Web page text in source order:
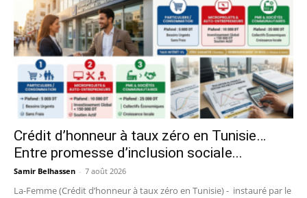
Crédit d’honneur à taux zéro en Tunisie…
Entre promesse d’inclusion sociale...
Samir Belhassen - 7 août 2026
La-Femme (Crédit d’honneur à taux zéro en Tunisie) - instauré par le